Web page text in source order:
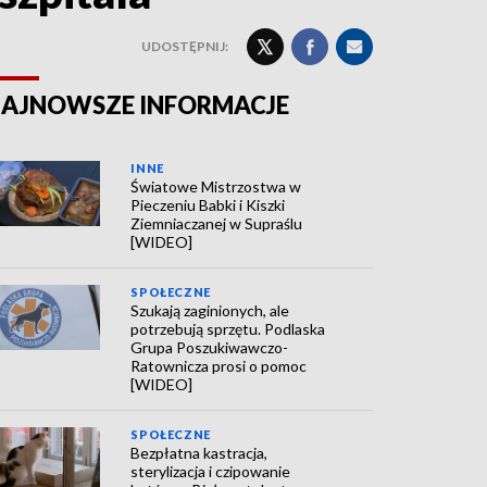
UDOSTĘPNIJ:
INFORMACJE
INNE
Światowe Mistrzostwa w
Pieczeniu Babki i Kiszki
Ziemniaczanej w Supraślu
[WIDEO]
SPOŁECZNE
Szukają zaginionych, ale
potrzebują sprzętu. Podlaska
Grupa Poszukiwawczo-
Ratownicza prosi o pomoc
[WIDEO]
SPOŁECZNE
Bezpłatna kastracja,
sterylizacja i czipowanie